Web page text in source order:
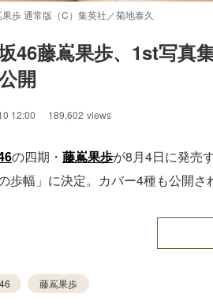
歩 通常版（C）集英社／菊地泰久
46藤嶌果歩、1st写真
開
12:00 189,602 views
の四期・ 藤嶌果歩が8月4日に発売
歩幅」に決定。カバー4種も公開さ
藤嶌果歩